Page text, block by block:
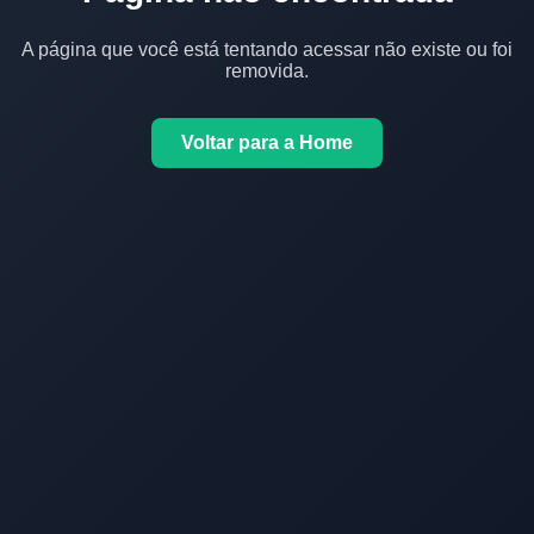
A página que você está tentando acessar não existe ou foi
removida.
Voltar para a Home